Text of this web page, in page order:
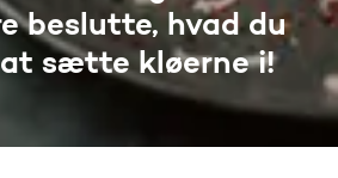
beslutte, hvad du
sætte kløerne i!